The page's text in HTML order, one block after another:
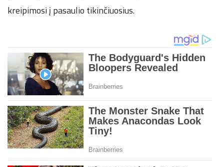
kreipimosi į pasaulio tikinčiuosius.